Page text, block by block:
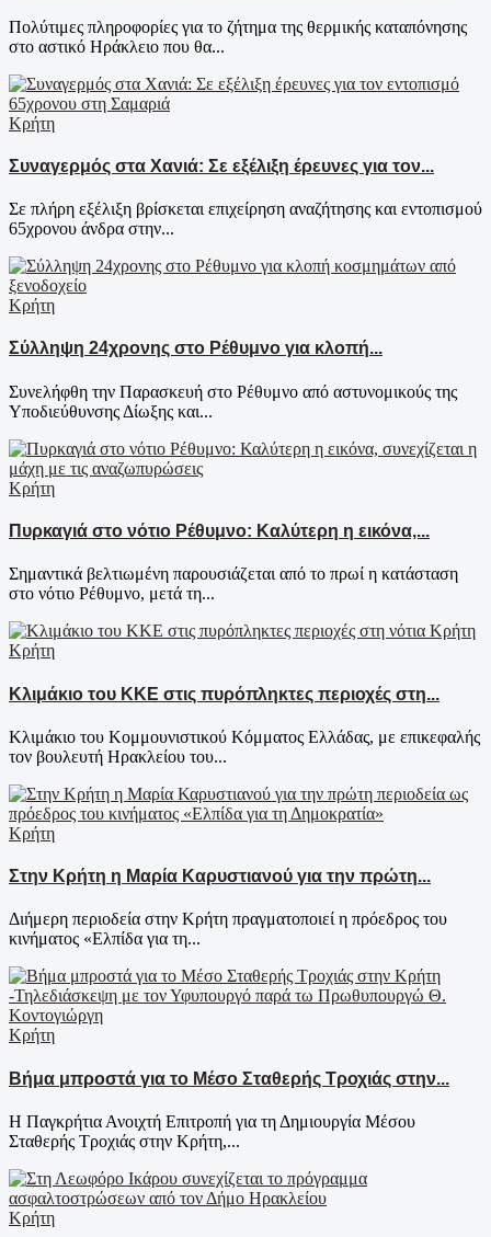
Πολύτιμες πληροφορίες για το ζήτημα της θερμικής καταπόνησης
στο αστικό Ηράκλειο που θα...
Κρήτη
Συναγερμός στα Χανιά: Σε εξέλιξη έρευνες για τον...
Σε πλήρη εξέλιξη βρίσκεται επιχείρηση αναζήτησης και εντοπισμού
65χρονου άνδρα στην...
Κρήτη
Σύλληψη 24χρονης στο Ρέθυμνο για κλοπή...
Συνελήφθη την Παρασκευή στο Ρέθυμνο από αστυνομικούς της
Υποδιεύθυνσης Δίωξης και...
Κρήτη
Πυρκαγιά στο νότιο Ρέθυμνο: Καλύτερη η εικόνα,...
Σημαντικά βελτιωμένη παρουσιάζεται από το πρωί η κατάσταση
στο νότιο Ρέθυμνο, μετά τη...
Κρήτη
Κλιμάκιο του ΚΚΕ στις πυρόπληκτες περιοχές στη...
Κλιμάκιο του Κομμουνιστικού Κόμματος Ελλάδας, με επικεφαλής
τον βουλευτή Ηρακλείου του...
Κρήτη
Στην Κρήτη η Μαρία Καρυστιανού για την πρώτη...
Διήμερη περιοδεία στην Κρήτη πραγματοποιεί η πρόεδρος του
κινήματος «Ελπίδα για τη...
Κρήτη
Βήμα μπροστά για το Μέσο Σταθερής Τροχιάς στην...
Η Παγκρήτια Ανοιχτή Επιτροπή για τη Δημιουργία Μέσου
Σταθερής Τροχιάς στην Κρήτη,...
Κρήτη